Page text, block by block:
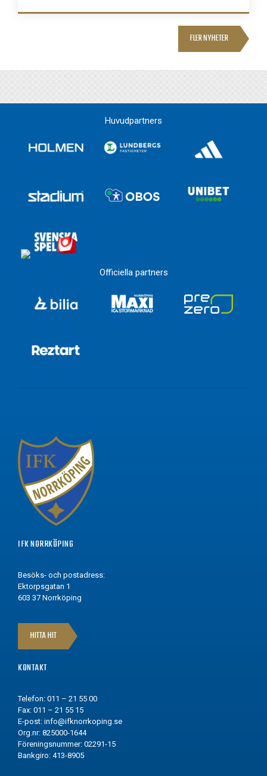
FLER NYHETER
Huvudpartners
Officiella partners
IFK NORRKÖPING
Besöks- och postadress:
Ektorpsgatan 1
603 37 Norrköping
HITTA HIT
KONTAKT
Telefon: 011 – 21 55 00
Fax: 011 – 21 55 15
E-post: info@ifknorrkoping.se
Org.nr: 825000-1644
Föreningsnummer: 02291-15
Bankgiro: 413-8905